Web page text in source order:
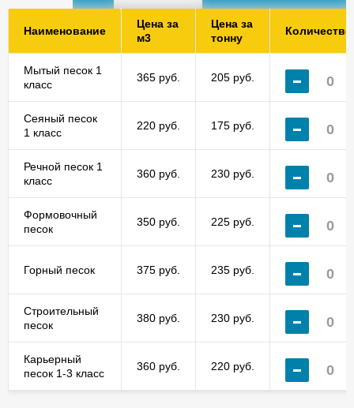
Наименование
Цена за
м3
Цена за
тонну
Количество
Мытый песок 1
класс
365 руб. 205 руб.
Сеяный песок
1 класс
220 руб. 175 руб.
Речной песок 1
класс
360 руб. 230 руб.
Формовочный
песок
350 руб. 225 руб.
Горный песок 375 руб. 235 руб.
Строительный
песок
380 руб. 230 руб.
Карьерный
песок 1-3 класс
360 руб. 220 руб.